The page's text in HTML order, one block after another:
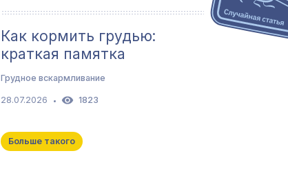
Как кормить грудью:
краткая памятка
Грудное вскармливание
28.07.2026 1823
Больше такого